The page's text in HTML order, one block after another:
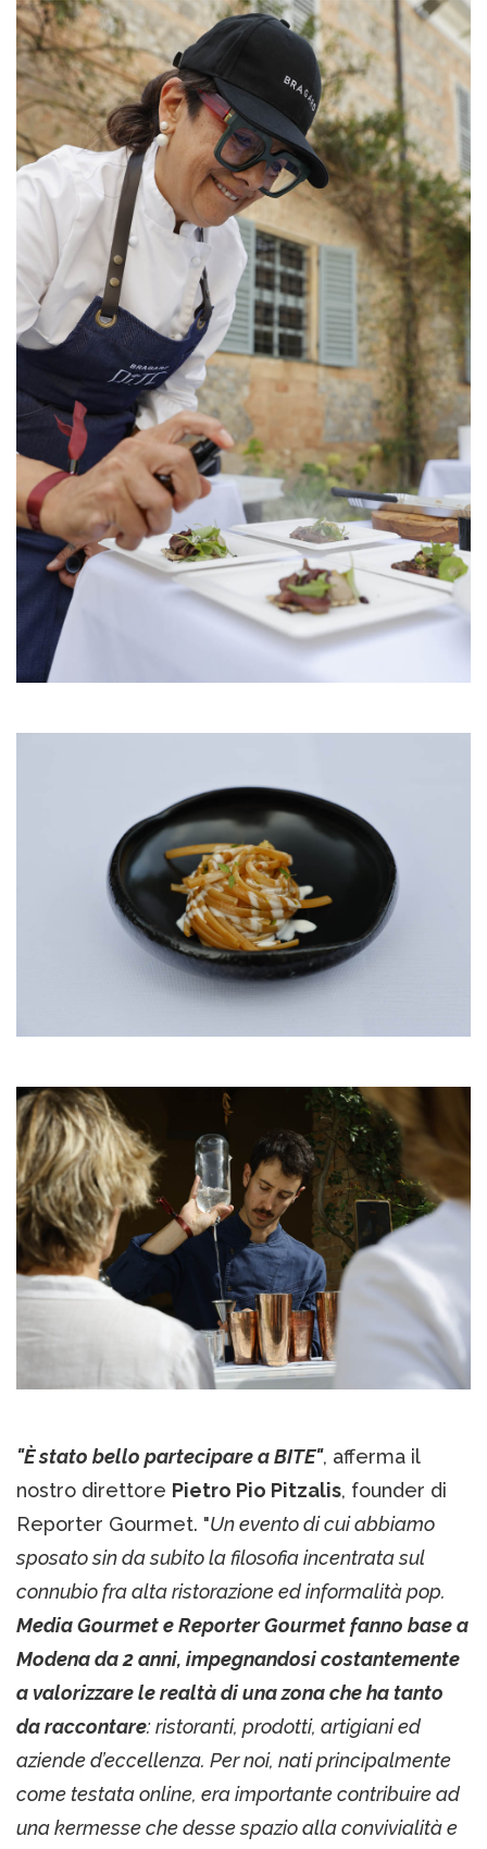
"Èstato bello partecipare a BITE", afferma il
nostro direttore Pietro Pio Pitzalis, founder di
Reporter Gourmet. "Un evento di cui abbiamo
sposato sin da subito la filosofia incentrata sul
connubio fra alta ristorazione ed informalità pop.
Media Gourmet e Reporter Gourmet fanno base a
Modena da 2 anni, impegnandosi costantemente
a valorizzare le realtà di una zona che ha tanto
da raccontare: ristoranti, prodotti, artigiani ed
aziende d’eccellenza. Per noi, nati principalmente
come testata online, era importante contribuire ad
una kermesse che desse spazio alla convivialità e